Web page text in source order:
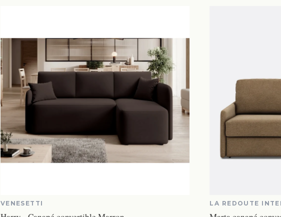
VENESETTI LA REDOUTE